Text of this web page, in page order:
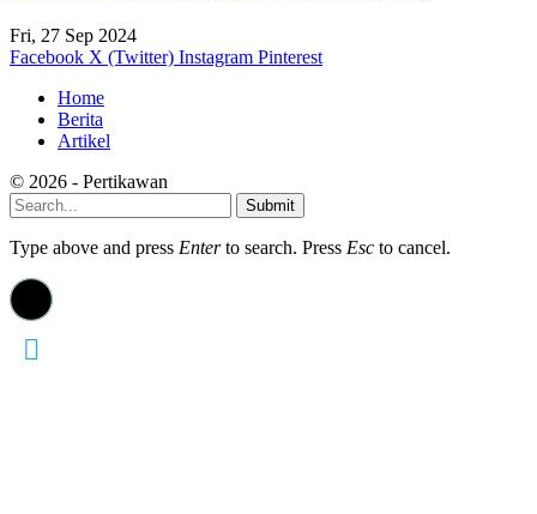
Fri, 27 Sep 2024
Facebook X (Twitter) Instagram Pinterest
Home
Berita
Artikel
© 2026 - Pertikawan
Submit
Type above and press Enterto search. Press Esc to cancel.